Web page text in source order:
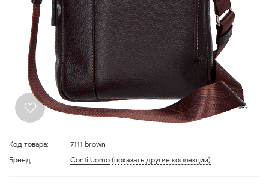
Код товара:
7111 brown
Бренд:
Conti Uomo (показать другие коллекции)